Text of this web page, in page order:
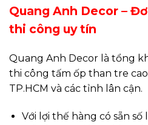
Quang Anh Decor –
thi công uy tín
Quang Anh Decor là tổng
thi công tấm ốp than tre
TP.HCM và các tỉnh lân cận.
Với lợi thế hàng có sẵn